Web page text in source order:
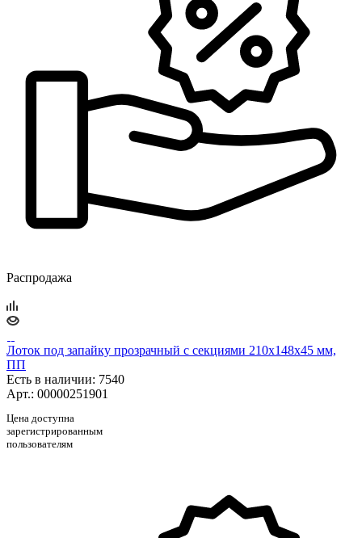
Распродажа
Лоток под запайку прозрачный с секциями 210х148х45 мм,
ПП
Есть в наличии: 7540
Арт.: 00000251901
Цена доступна
зарегистрированным
пользователям